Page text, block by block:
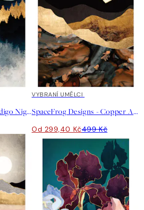
SpaceFrog Designs - Indigo Night Plakát
40%*
VYBRANÍ UMĚLCI
SpaceFrog Designs - Copper And Gold Mountains Plakát
Od 299,40 Kč499 Kč